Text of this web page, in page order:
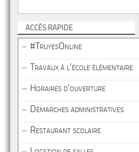
ACCÈS RAPIDE
#TruyesOnline
Travaux à l’école élémentaire
Horaires d’ouverture
Démarches administratives
Restaurant scolaire